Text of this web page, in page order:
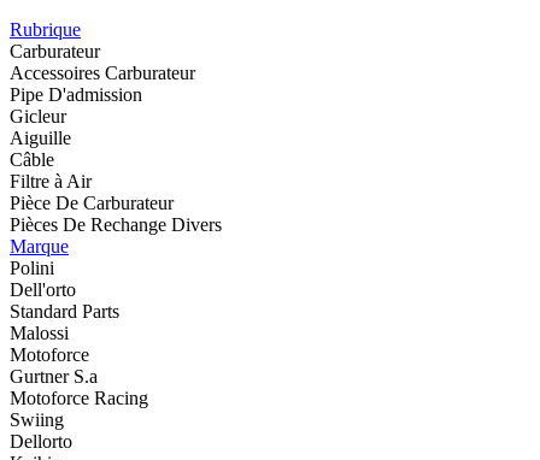
Rubrique
Carburateur
Accessoires Carburateur
Pipe D'admission
Gicleur
Aiguille
Câble
Filtre à Air
Pièce De Carburateur
Pièces De Rechange Divers
Marque
Polini
Dell'orto
Standard Parts
Malossi
Motoforce
Gurtner S.a
Motoforce Racing
Swiing
Dellorto